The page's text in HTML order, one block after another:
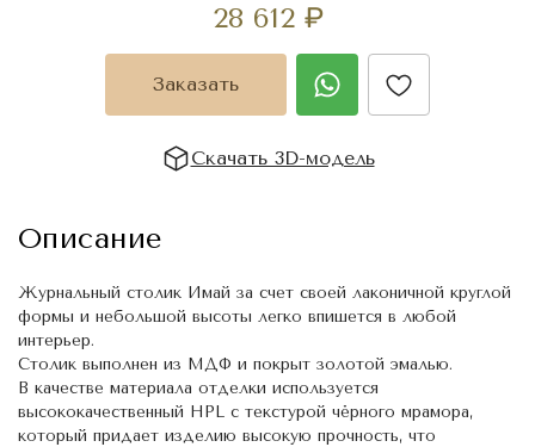
28 612 ₽
Заказать
Скачать 3D-модель
Описание
Журнальный столик Имай за счет своей лаконичной круглой
формы и небольшой высоты легко впишется в любой
интерьер.
Столик выполнен из МДФ и покрыт золотой эмалью.
В качестве материала отделки используется
высококачественный HPL c текстурой чёрного мрамора,
который придает изделию высокую прочность, что